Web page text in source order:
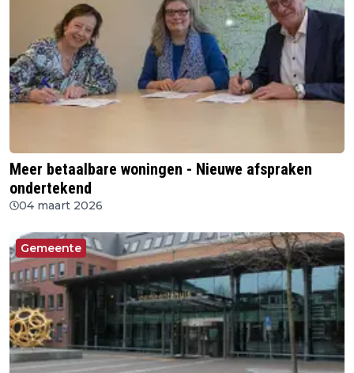
Meer betaalbare woningen - Nieuwe afspraken
ondertekend
04 maart 2026
Gemeente